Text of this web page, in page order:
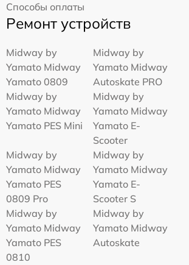
Способы оплаты
Ремонт устройств
Midway by
Yamato Midway
Yamato 0809
Midway by
Yamato Midway
Autoskate PRO
Midway by
Yamato Midway
Yamato PES Mini
Midway by
Yamato Midway
Yamato E-
Scooter
Midway by
Yamato Midway
Yamato PES
0809 Pro
Midway by
Yamato Midway
Yamato E-
Scooter S
Midway by
Yamato Midway
Yamato PES
0810
Midway by
Yamato Midway
Autoskate